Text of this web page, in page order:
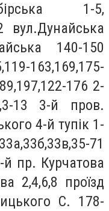
1-5,
вул.Дунайська
140-150
163,169,175-
176 2-
13 3-й пров.
4-й тупік 1-
71
пр. Курчатова
2,4,6,8 проїзд
С. 178-